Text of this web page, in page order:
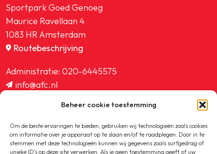
Beheer cookie toestemming
Om de beste ervaringen te bieden, gebruiken wij technologieën zoals cookies
om informatie over je apparaat op te slaan en/of te raadplegen. Door in te
stemmen met deze technologieën kunnen wij gegevens zoals surfgedrag of
unieke ID's op deze site verwerken. Als je geen toestemming geeft of uw
Sportpark Goed Genoeg
Maurice Ravellaan 4
1083 HR Amsterdam
Routebeschrijving
Administratie: 020-6445575
info@afc.nl
ledenadministratie@afc.nl